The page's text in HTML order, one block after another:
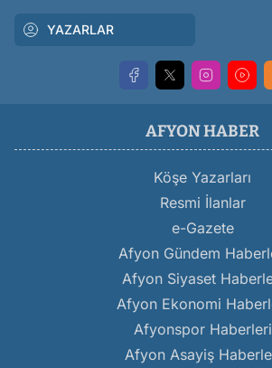
YAZARLAR
AFYON HABER
Köşe Yazarları
Resmi İlanlar
e-Gazete
Afyon Gündem
Afyon Siyaset
Afyon Ekonomi
Afyonspor Haberleri
Afyon Asayiş